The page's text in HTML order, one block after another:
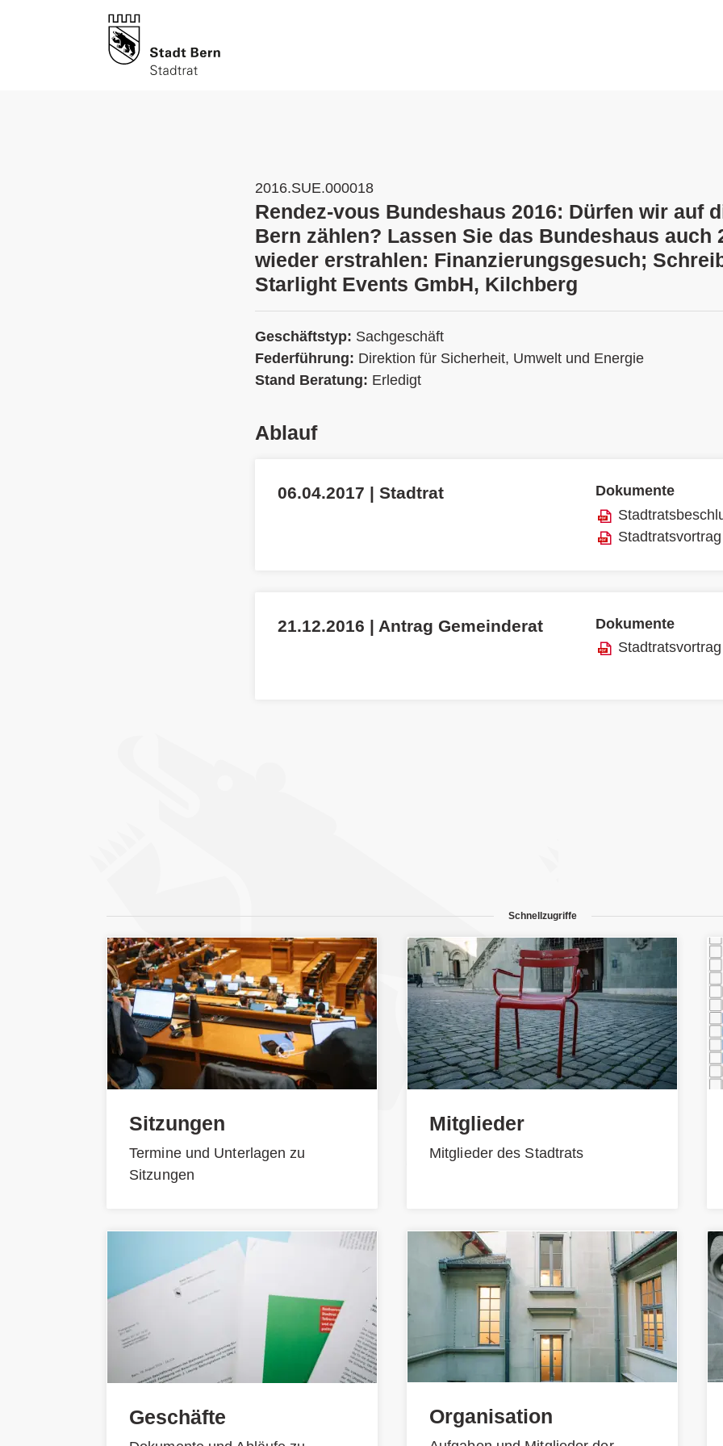
2016.SUE.000018
Rendez-vous Bundeshaus 2016: Dürfen wir auf
Bern zählen? Lassen Sie das Bundeshaus auch
wieder erstrahlen: Finanzierungsgesuch;
Starlight Events GmbH, Kilchberg
Geschäftstyp: Sachgeschäft
Federführung: Direktion für Sicherheit, Umwelt und Energie
Stand Beratung: Erledigt
Ablauf
06.04.2017 | Stadtrat
Dokumente
Stadtratsvortrag
21.12.2016 | Antrag Gemeinderat
Dokumente
Stadtratsvortrag
Schnellzugriffe
Sitzungen
Termine und Unterlagen zu
Sitzungen
Geschäfte
Mitglieder
Mitglieder des Stadtrats
Organisation